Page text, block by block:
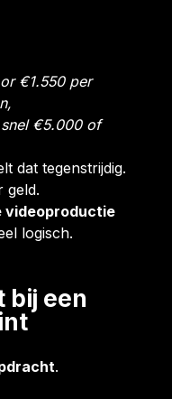
€1.550 per
€5.000 of
dat tegenstrijdig.
geld.
videoproductie
logisch.
bij een
.